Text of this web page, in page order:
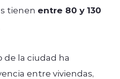
tienen entre 80 y 130
la ciudad ha
entre viviendas,